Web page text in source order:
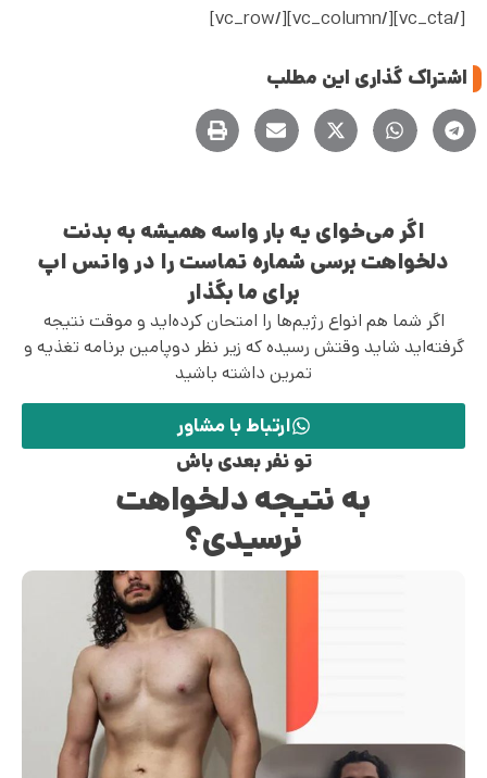
[/vc_cta][/vc_column][/vc_row]
اشتراک گذاری این مطلب
اگر می‌خوای یه بار واسه همیشه به بدنت
دلخواهت برسی شماره تماست را در واتس اپ
برای ما بگذار
اگر شما هم انواع رژیم‌ها را امتحان کرده‌اید و موقت نتیجه
گرفته‌اید شاید وقتش رسیده که زیر نظر دوپامین برنامه تغذیه و
تمرین داشته باشید
ارتباط با مشاور
تو نفر بعدی باش
به نتیجه دلخواهت
نرسیدی؟